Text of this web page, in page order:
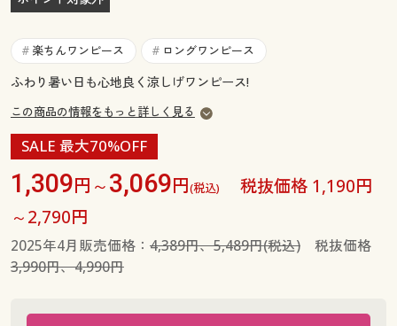
お気に入り
サポート
ご利用ガイド
よくある質問とお問い合わせ
よくある質問とお問い合わせ
# 楽ちんワンピース # ロングワンピース
ふわり暑い日も心地良く涼しげワンピース!
この商品の情報をもっと詳しく見る
SALE 最大70%OFF
1,309円～3,069円(税込)
税抜価格 1,190円
～2,790円
2025年4月販売価格： 4,389円、5,489円(税込)税抜価格
3,990円、4,990円